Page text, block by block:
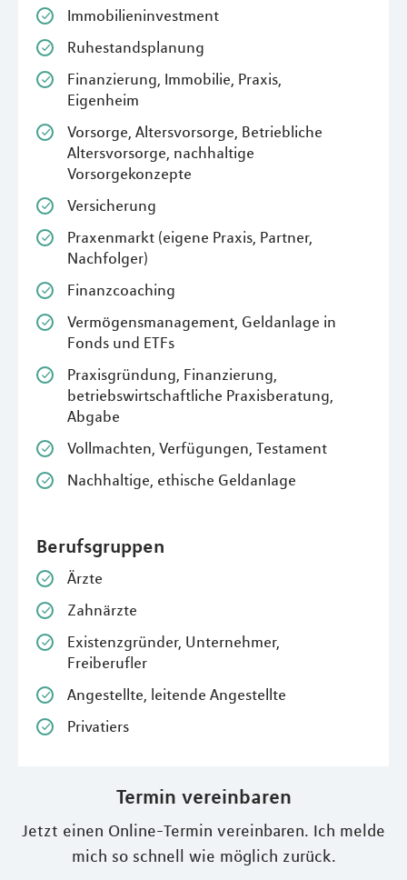
Immobilieninvestment
Ruhestandsplanung
Finanzierung, Immobilie, Praxis,
Eigenheim
Vorsorge, Altersvorsorge, Betriebliche
Altersvorsorge, nachhaltige
Vorsorgekonzepte
Versicherung
Praxenmarkt (eigene Praxis, Partner,
Nachfolger)
Finanzcoaching
Vermögensmanagement, Geldanlage in
Fonds und ETFs
Praxisgründung, Finanzierung,
betriebswirtschaftliche Praxisberatung,
Abgabe
Vollmachten, Verfügungen, Testament
Nachhaltige, ethische Geldanlage
Berufsgruppen
Ärzte
Zahnärzte
Existenzgründer, Unternehmer,
Freiberufler
Angestellte, leitende Angestellte
Privatiers
Termin vereinbaren
Jetzt einen Online-Termin vereinbaren. Ich melde
mich so schnell wie möglich zurück.